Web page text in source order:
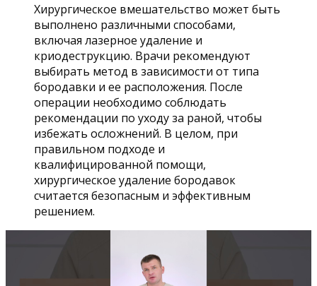
Хирургическое вмешательство может быть
выполнено различными способами,
включая лазерное удаление и
криодеструкцию. Врачи рекомендуют
выбирать метод в зависимости от типа
бородавки и ее расположения. После
операции необходимо соблюдать
рекомендации по уходу за раной, чтобы
избежать осложнений. В целом, при
правильном подходе и
квалифицированной помощи,
хирургическое удаление бородавок
считается безопасным и эффективным
решением.